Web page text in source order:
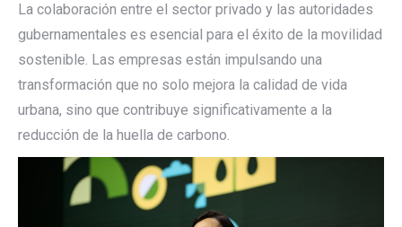
La colaboración entre el sector privado y las autoridades
gubernamentales es esencial para el éxito de la movilidad
sostenible. Las empresas están impulsando una
transformación que no solo mejora la calidad de vida
urbana, sino que contribuye significativamente a la
reducción de la huella de carbono.